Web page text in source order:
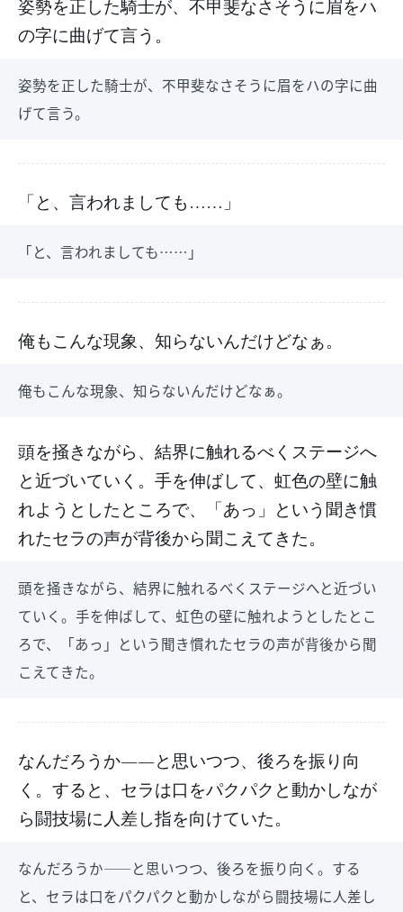
姿勢を正した騎士が、不甲斐なさそうに眉をハ
の字に曲げて言う。
姿勢を正した騎士が、不甲斐なさそうに眉をハの字に曲
げて言う。
「と、言われましても……」
「と、言われましても……」
俺もこんな現象、知らないんだけどなぁ。
俺もこんな現象、知らないんだけどなぁ。
頭を掻きながら、結界に触れるべくステージへ
と近づいていく。手を伸ばして、虹色の壁に触
れようとしたところで、「あっ」という聞き慣
れたセラの声が背後から聞こえてきた。
頭を掻きながら、結界に触れるべくステージへと近づい
ていく。手を伸ばして、虹色の壁に触れようとしたとこ
ろで、「あっ」という聞き慣れたセラの声が背後から聞
こえてきた。
なんだろうか――と思いつつ、後ろを振り向
く。すると、セラは口をパクパクと動かしなが
ら闘技場に人差し指を向けていた。
なんだろうか――と思いつつ、後ろを振り向く。する
と、セラは口をパクパクと動かしながら闘技場に人差し